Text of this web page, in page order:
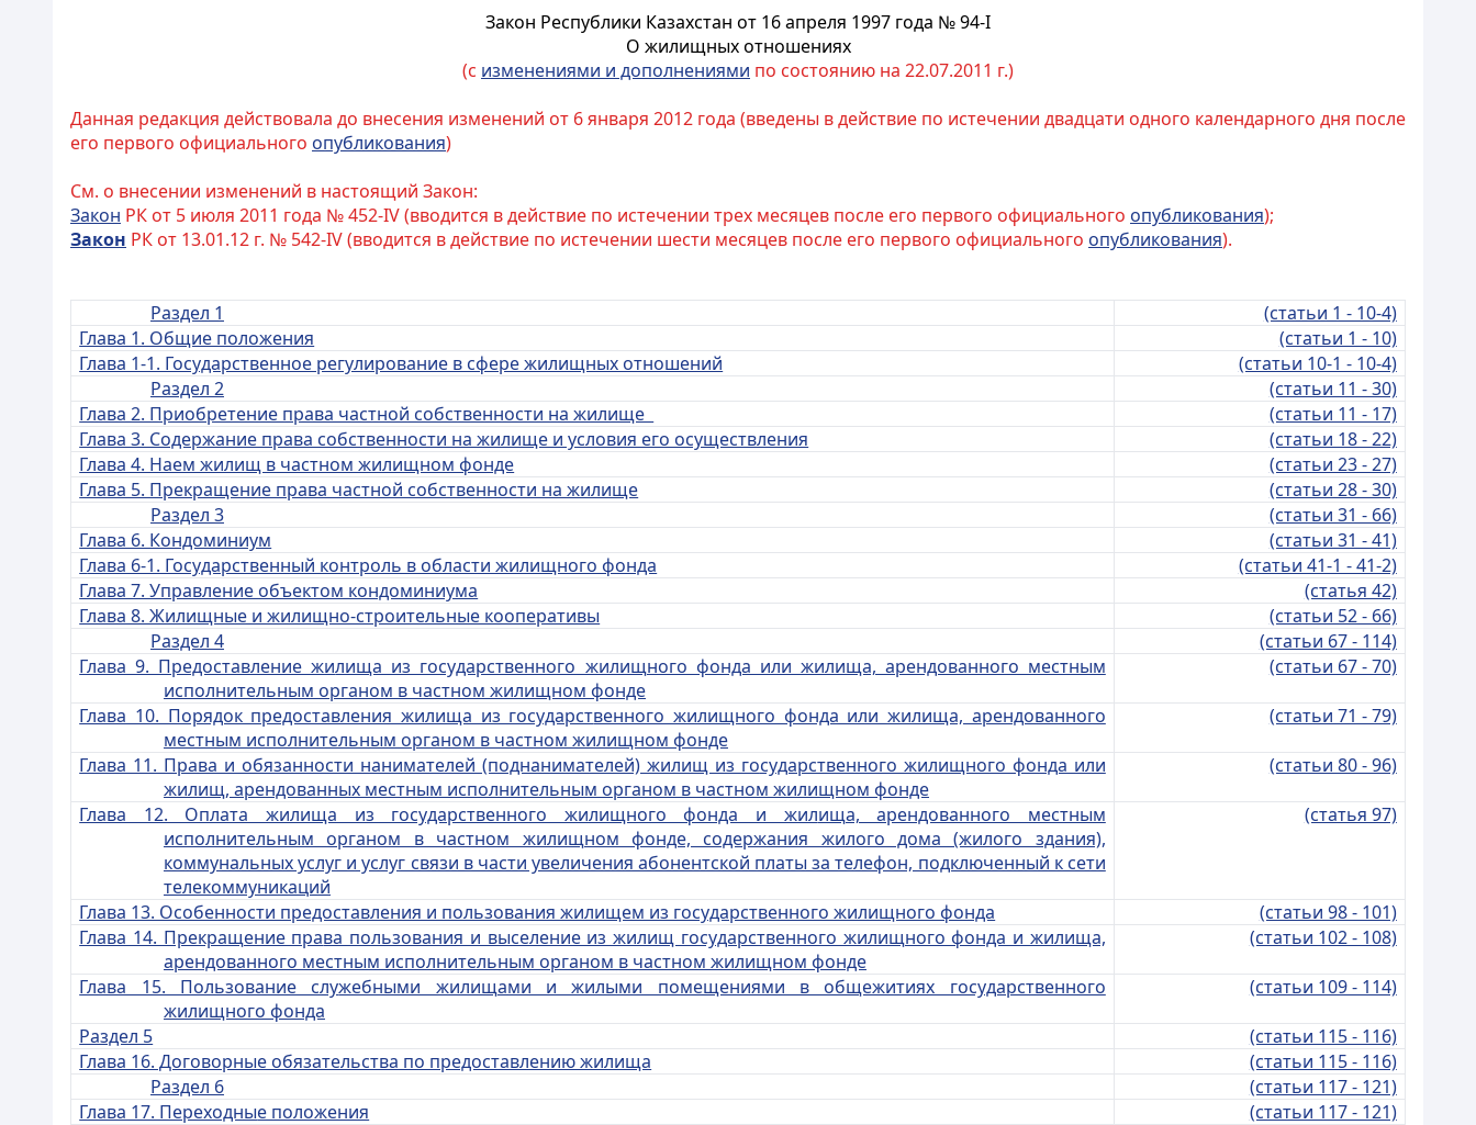
Закон Республики Казахстан от 16 апреля 1997 года № 94-I
О жилищных отношениях
(с изменениями и дополнениями по состоянию на 22.07.2011 г.)
Данная редакция действовала до внесения изменений от 6 января 2012 года (введены в действие по истечении двадцати одного календарного дня после
его первого официального опубликования)
См. о внесении изменений в настоящий Закон:
Закон РК от 5 июля 2011 года № 452-IV (вводится в действие по истечении трех месяцев после его первого официального опубликования);
Закон РК от 13.01.12 г. № 542-IV (вводится в действие по истечении шести месяцев после его первого официального опубликования).
Раздел 1
(статьи 1 - 10-4)
Глава 1. Общие положения
(статьи 1 - 10)
Глава 1-1. Государственное регулирование в сфере жилищных отношений
(статьи 10-1 - 10-4)
Раздел 2
(статьи 11 - 30)
Глава 2. Приобретение права частной собственности на жилище
(статьи 11 - 17)
Глава 3. Содержание права собственности на жилище и условия его осуществления
(статьи 18 - 22)
Глава 4. Наем жилищ в частном жилищном фонде
(статьи 23 - 27)
Глава 5. Прекращение права частной собственности на жилище
(статьи 28 - 30)
Раздел 3
(статьи 31 - 66)
Глава 6. Кондоминиум
(статьи 31 - 41)
Глава 6-1. Государственный контроль в области жилищного фонда
(статьи 41-1 - 41-2)
Глава 7. Управление объектом кондоминиума
(статья 42)
Глава 8. Жилищные и жилищно-строительные кооперативы
(статьи 52 - 66)
Раздел 4
(статьи 67 - 114)
Глава 9. Предоставление жилища из государственного жилищного фонда или жилища, арендованного местным
исполнительным органом в частном жилищном фонде
(статьи 67 - 70)
Глава 10. Порядок предоставления жилища из государственного жилищного фонда или жилища, арендованного
местным исполнительным органом в частном жилищном фонде
(статьи 71 - 79)
Глава 11. Права и обязанности нанимателей (поднанимателей) жилищ из государственного жилищного фонда или
жилищ, арендованных местным исполнительным органом в частном жилищном фонде
(статьи 80 - 96)
Глава 12. Оплата жилища из государственного жилищного фонда и жилища, арендованного местным
исполнительным органом в частном жилищном фонде, содержания жилого дома (жилого здания),
коммунальных услуг и услуг связи в части увеличения абонентской платы за телефон, подключенный к сети
телекоммуникаций
(статья 97)
Глава 13. Особенности предоставления и пользования жилищем из государственного жилищного фонда
(статьи 98 - 101)
Глава 14. Прекращение права пользования и выселение из жилищ государственного жилищного фонда и жилища,
арендованного местным исполнительным органом в частном жилищном фонде
(статьи 102 - 108)
Глава 15. Пользование служебными жилищами и жилыми помещениями в общежитиях государственного
жилищного фонда
(статьи 109 - 114)
Раздел 5
(статьи 115 - 116)
Глава 16. Договорные обязательства по предоставлению жилища
(статьи 115 - 116)
Раздел 6
(статьи 117 - 121)
Глава 17. Переходные положения (статьи 117 - 121)